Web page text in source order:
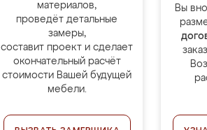
материалов,
проведёт детальные
замеры,
составит проект и сделает
окончательный расчёт
стоимости Вашей будущей
мебели.
Вы